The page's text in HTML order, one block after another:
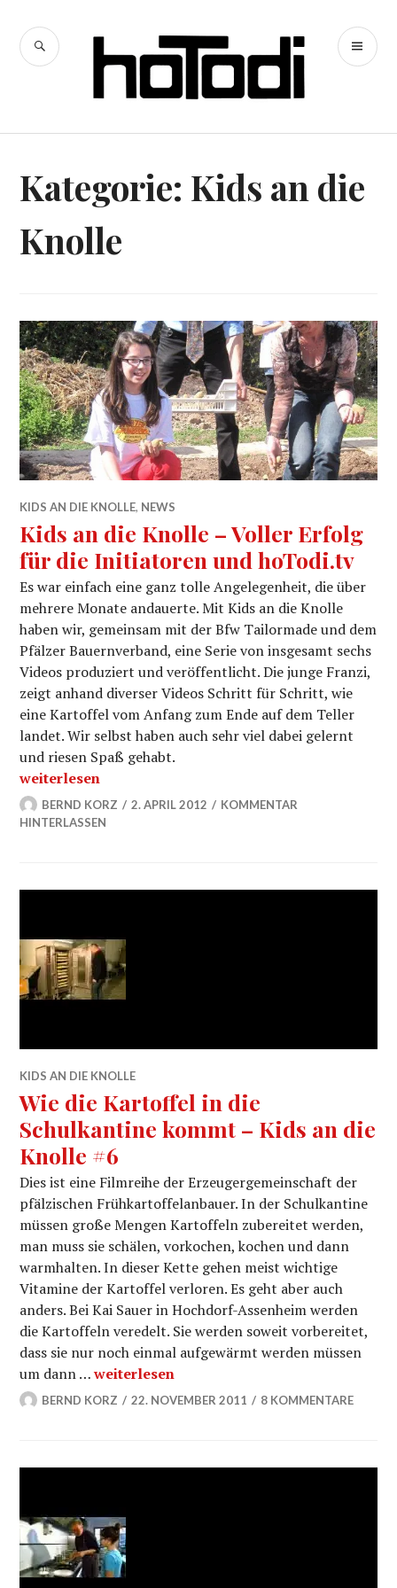
Inhalt
springen
hoTodi
SUCHE
Kategorie: Kids an die
Knolle
KIDS AN DIE KNOLLE, NEWS
Kids an die Knolle – Voller Erfolg
für die Initiatoren und hoTodi.tv
Es war einfach eine ganz tolle Angelegenheit, die über
mehrere Monate andauerte. Mit Kids an die Knolle
haben wir, gemeinsam mit der Bfw Tailormade und dem
Pfälzer Bauernverband, eine Serie von insgesamt sechs
Videos produziert und veröffentlicht. Die junge Franzi,
zeigt anhand diverser Videos Schritt für Schritt, wie
eine Kartoffel vom Anfang zum Ende auf dem Teller
landet. Wir selbst haben auch sehr viel dabei gelernt
und riesen Spaß gehabt.
„Kids an die Knolle – Voller Erfolg für die Initiatoren
weiterlesen
BERND KORZ 2. APRIL 2012
KOMMENTAR
HINTERLASSEN
KIDS AN DIE KNOLLE
Wie die Kartoffel in die
Schulkantine kommt – Kids an die
Knolle #6
Dies ist eine Filmreihe der Erzeugergemeinschaft der
pfälzischen Frühkartoffelanbauer. In der Schulkantine
müssen große Mengen Kartoffeln zubereitet werden,
man muss sie schälen, vorkochen, kochen und dann
warmhalten. In dieser Kette gehen meist wichtige
Vitamine der Kartoffel verloren. Es geht aber auch
anders. Bei Kai Sauer in Hochdorf-Assenheim werden
die Kartoffeln veredelt. Sie werden soweit vorbereitet,
dass sie nur noch einmal aufgewärmt werden müssen
um dann …Wie die Kartoffel in die Schulkantine
weiterlesen
BERND KORZ 22. NOVEMBER 2011 8 KOMMENTARE